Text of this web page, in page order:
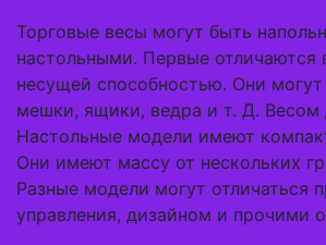
Торговые весы могут быть
настольными. Первые отличаются
несущей способностью. Они могут
мешки, ящики, ведра и т. Д. Весом
Настольные модели имеют
Они имеют массу от нескольких
Разные модели могут отличаться
управления, дизайном и прочими